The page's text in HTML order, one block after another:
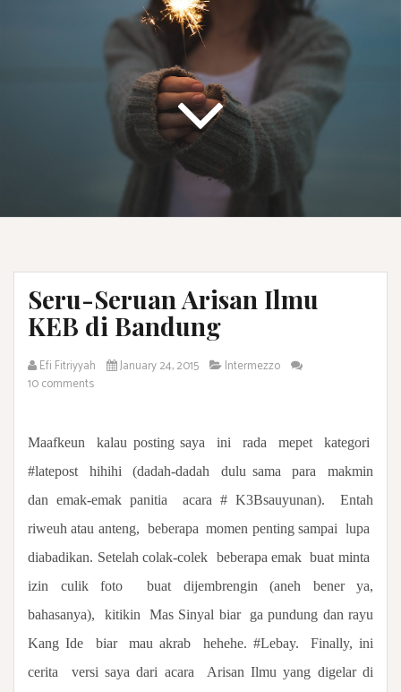
Seru-Seruan Arisan Ilmu
KEB di Bandung
Efi Fitriyyah January 24, 2015
Intermezzo
10 comments
Maafkeun kalau posting saya ini rada mepet
kategori
#latepost
hihihi (dadah-dadah dulu sama para
makmin
dan emak-emak panitia
acara # K3Bsauyunan).
Entah
riweuh atau anteng, beberapa momen penting sampai lupa
diabadikan. Setelah colak-colek beberapa emak buat minta
izin culik foto
buat dijembrengin (aneh bener ya,
bahasanya),
kitikin Mas Sinyal biar
ga pundung dan rayu
Kang Ide
biar mau akrab hehehe. #Lebay.
Finally, ini
cerita
versi saya dari acara
Arisan Ilmu yang digelar di